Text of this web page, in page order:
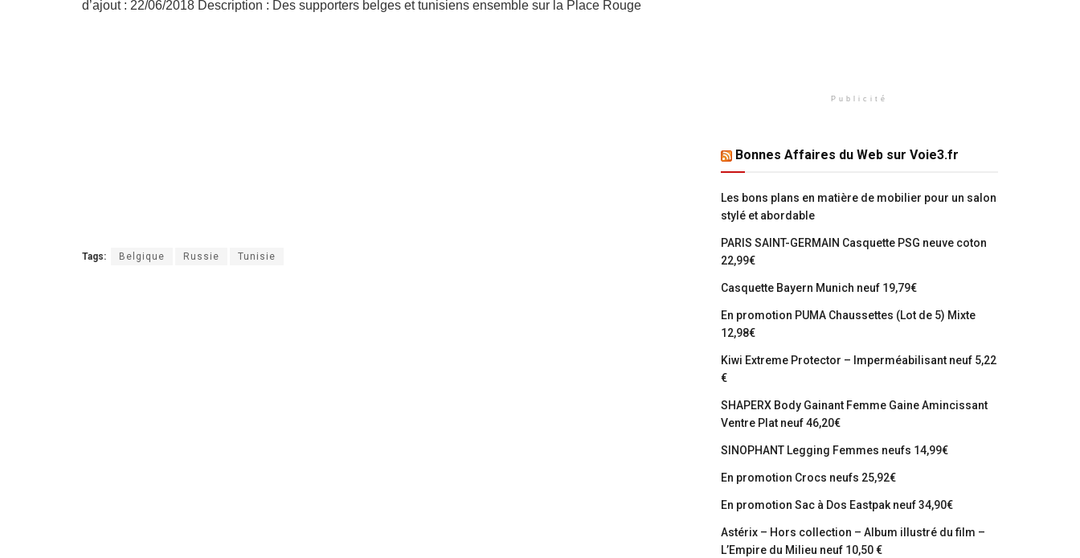
d’ajout : 22/06/2018 Description : Des supporters belges et tunisiens ensemble sur la Place Rouge
Tags: Belgique Russie Tunisie
Publicité
Bonnes Affaires du Web sur Voie3.fr
Les bons plans en matière de mobilier pour un salon
stylé et abordable
PARIS SAINT-GERMAIN Casquette PSG neuve coton
22,99€
Casquette Bayern Munich neuf 19,79€
En promotion PUMA Chaussettes (Lot de 5) Mixte
12,98€
Kiwi Extreme Protector – Imperméabilisant neuf 5,22
€
SHAPERX Body Gainant Femme Gaine Amincissant
Ventre Plat neuf 46,20€
SINOPHANT Legging Femmes neufs 14,99€
En promotion Crocs neufs 25,92€
En promotion Sac à Dos Eastpak neuf 34,90€
Astérix – Hors collection – Album illustré du film –
L’Empire du Milieu neuf 10,50 €